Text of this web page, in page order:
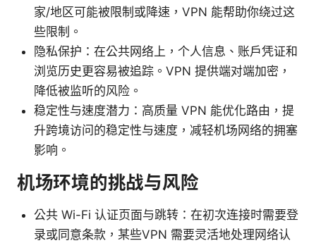
家/地区可能被限制或降速，VPN 能帮助你绕过这
些限制。
隐私保护：在公共网络上，个人信息、账户凭证和
浏览历史更容易被追踪。VPN 提供端对端加密，
降低被监听的风险。
稳定性与速度潜力：高质量 VPN 能优化路由，提
升跨境访问的稳定性与速度，减轻机场网络的拥塞
影响。
机场环境的挑战与风险
公共 Wi-Fi 认证页面与跳转：在初次连接时需要登
录或同意条款，某些VPN 需要灵活地处理网络认